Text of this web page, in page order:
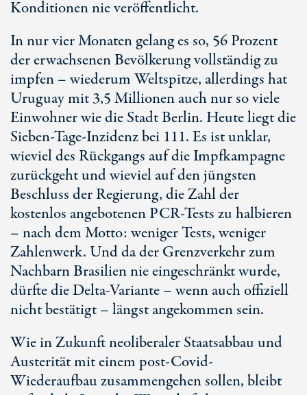
Konditionen nie veröffentlicht.
In nur vier Monaten gelang es so, 56 Prozent
der erwachsenen Bevölkerung vollständig zu
impfen – wiederum Weltspitze, allerdings hat
Uruguay mit 3,5 Millionen auch nur so viele
Einwohner wie die Stadt Berlin. Heute liegt die
Sieben-Tage-Inzidenz bei 111. Es ist unklar,
wieviel des Rückgangs auf die Impfkampagne
zurückgeht und wieviel auf den jüngsten
Beschluss der Regierung, die Zahl der
kostenlos angebotenen PCR-Tests zu halbieren
– nach dem Motto: weniger Tests, weniger
Zahlenwerk. Und da der Grenzverkehr zum
Nachbarn Brasilien nie eingeschränkt wurde,
dürfte die Delta-Variante – wenn auch offiziell
nicht bestätigt – längst angekommen sein.
Wie in Zukunft neoliberaler Staatsabbau und
Austerität mit einem post-Covid-
Wiederaufbau zusammengehen sollen, bleibt